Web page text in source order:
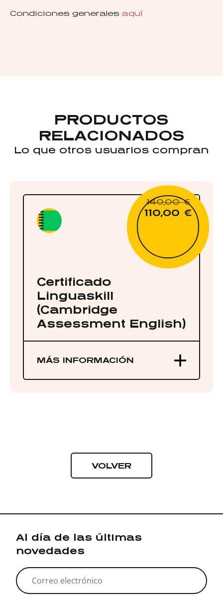
Condiciones generales aquí
PRODUCTOS
RELACIONADOS
Lo que otros usuarios compran
140,00€
110,00 €
Certificado
Linguaskill
(Cambridge
Assessment English)
MÁS INFORMACIÓN
VOLVER
Al día de las últimas
novedades